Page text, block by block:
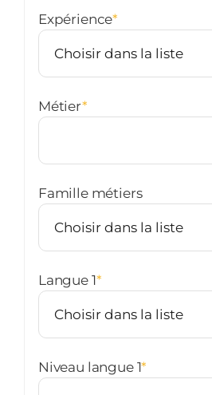
Expérience*
Métier*
Famille métiers
Langue 1*
Niveau langue 1*